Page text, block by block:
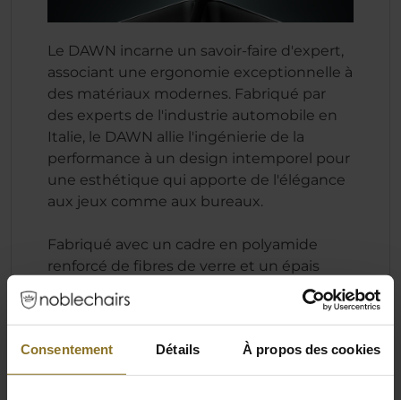
Consentement Détails À propos des cookies
Le DAWN incarne un savoir-faire d'expert,
associant une ergonomie exceptionnelle à
des matériaux modernes. Fabriqué par
des experts de l'industrie automobile en
Italie, le DAWN allie l'ingénierie de la
performance à un design intemporel pour
une esthétique qui apporte de l'élégance
aux jeux comme aux bureaux.
Fabriqué avec un cadre en polyamide
renforcé de fibres de verre et un épais
rembourrage en mousse froide, le DAWN
est conçu pour maximiser la durabilité et
la flexibilité. Le DAWN en similicuir offre un
look haut de gamme avec une finition
lisse et professionnelle. Conçu pour